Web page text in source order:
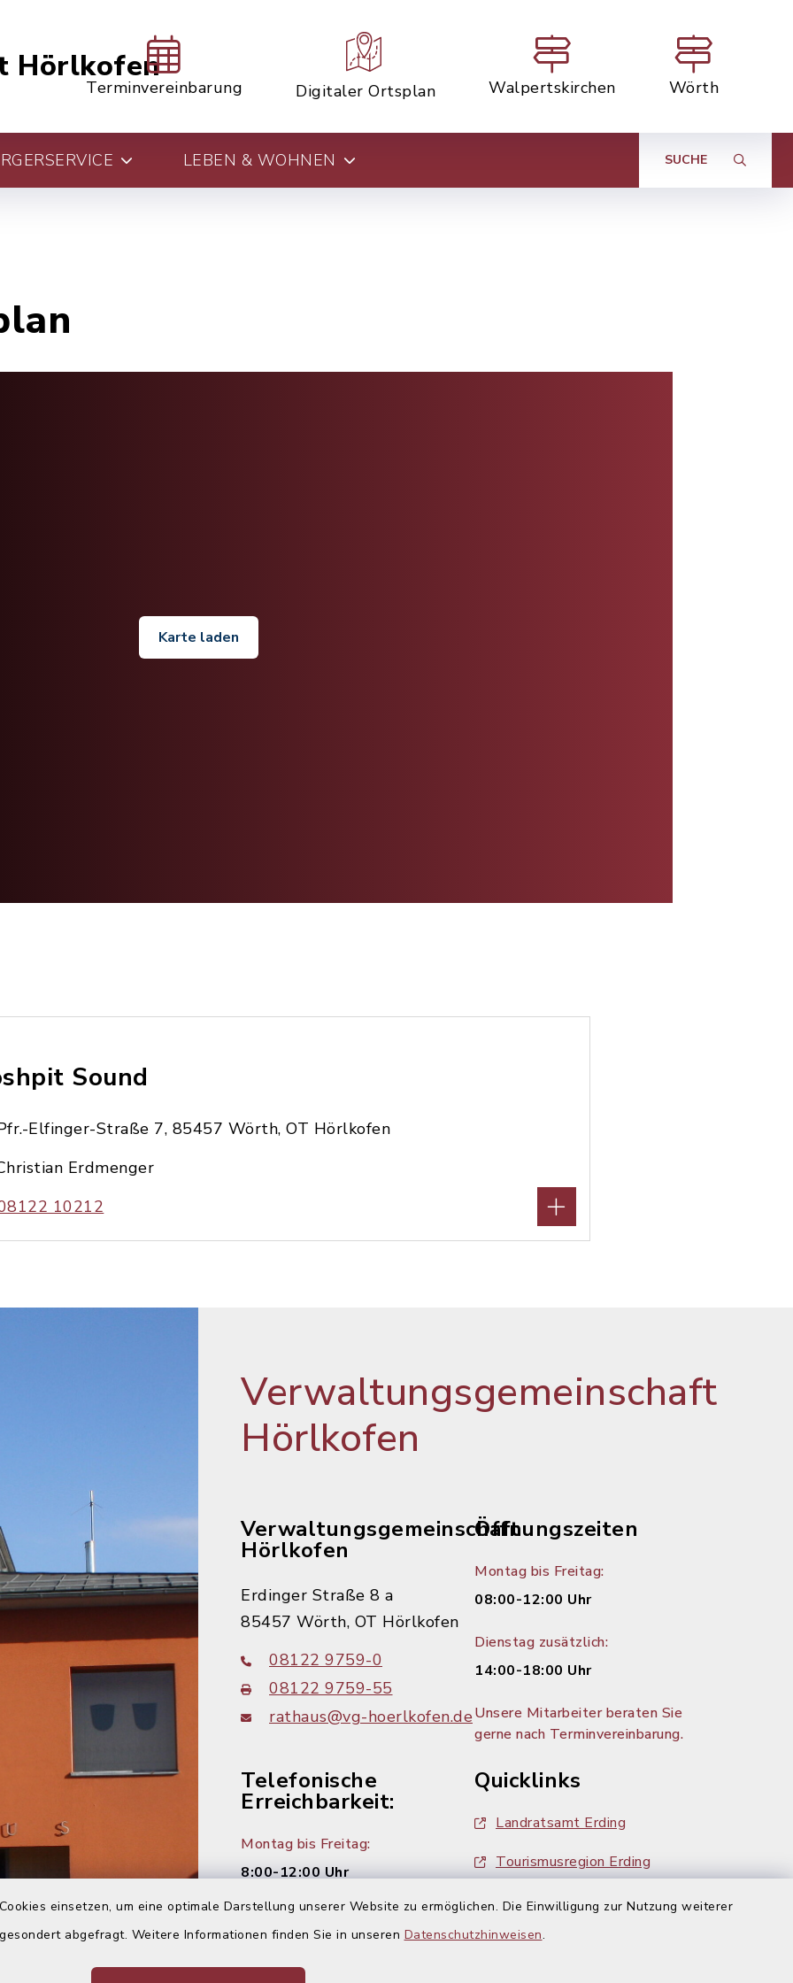
einsetzen, um eine optimale Darstellung unserer Website zu ermöglichen. Die Einwilligung zur Nutzung weiterer
abgefragt. Weitere Informationen finden Sie in unseren Datenschutzhinweisen.
Hörlkofen
Terminvereinbarung Digitaler Ortsplan Walpertskirchen Wörth
LEBEN & WOHNEN SUCHE
Karte laden
Sound
Elfinger-Straße 7, 85457 Wörth, OT Hörlkofen
Erdmenger
10212
Verwaltungsgemeinschaft
Hörlkofen
Verwaltungsgemeinschaft
Hörlkofen
Erdinger Straße 8 a
85457 Wörth, OT Hörlkofen
08122 9759-0
08122 9759-55
rathaus@vg-hoerlkofen.de
Öffnungszeiten
Montag bis Freitag:
08:00-12:00 Uhr
Dienstag zusätzlich:
14:00-18:00 Uhr
Unsere Mitarbeiter beraten Sie
gerne nach Terminvereinbarung.
Telefonische
Erreichbarkeit:
Montag bis Freitag:
8:00-12:00 Uhr
Montag und Donnerstag:
14:00-16:00 Uhr
Quicklinks
Landratsamt Erding
Tourismusregion Erding
Ausschreibungen